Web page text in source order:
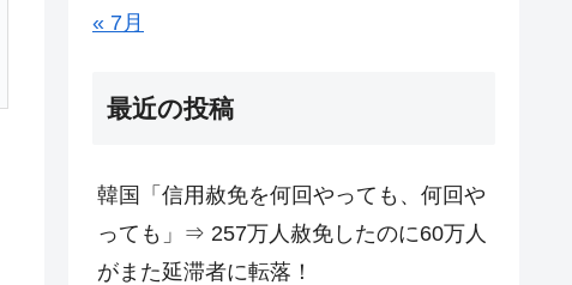
« 7月
最近の投稿
韓国「信用赦免を何回やっても、何回や
っても」⇒ 257万人赦免したのに60万人
がまた延滞者に転落！